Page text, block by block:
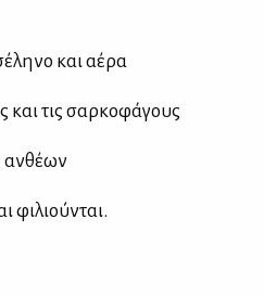
και αέ­ρα
και τις σαρ­κο­φά­γους
αν­θέ­ων
φι­λιού­νται.